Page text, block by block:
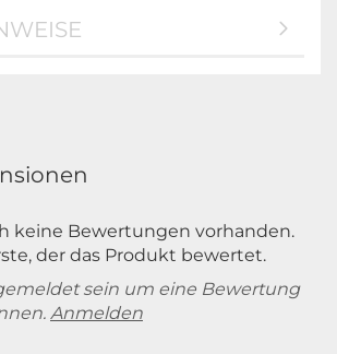
keine Bewertungen vorhanden.
der das Produkt bewertet.
sein um eine Bewertung
Anmelden